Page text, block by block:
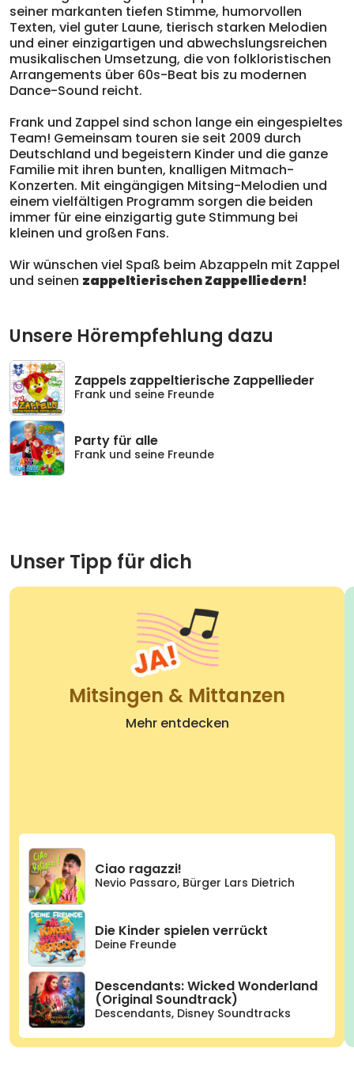
seiner markanten tiefen Stimme, humorvollen
Texten, viel guter Laune, tierisch starken Melodien
und einer einzigartigen und abwechslungsreichen
musikalischen Umsetzung, die von folkloristischen
Arrangements über 60s-Beat bis zu modernen
Dance-Sound reicht.
Frank und Zappel sind schon lange ein eingespieltes
Team! Gemeinsam touren sie seit 2009 durch
Deutschland und begeistern Kinder und die ganze
Familie mit ihren bunten, knalligen Mitmach-
Konzerten. Mit eingängigen Mitsing-Melodien und
einem vielfältigen Programm sorgen die beiden
immer für eine einzigartig gute Stimmung bei
kleinen und großen Fans.
Wir wünschen viel Spaß beim Abzappeln mit Zappel
und seinen zappeltierischen Zappelliedern!
Unsere Hörempfehlung dazu
Zappels zappeltierische Zappellieder
Frank und seine Freunde
Party für alle
Frank und seine Freunde
Unser Tipp für dich
Mitsingen & Mittanzen
Mehr entdecken
Ciao ragazzi!
Nevio Passaro, Bürger Lars Dietrich
Die Kinder spielen verrückt
Deine Freunde
Descendants: Wicked Wonderland
(Original Soundtrack)
Descendants, Disney Soundtracks